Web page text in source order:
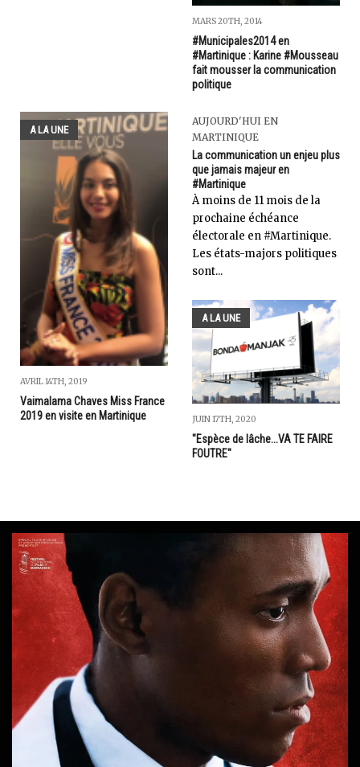
MARS 20TH, 2014
#Municipales2014 en
#Martinique : Karine #Mousseau
fait mousser la communication
politique
A LA UNE
AVRIL 14TH, 2019
Vaimalama Chaves Miss France
2019 en visite en Martinique
AUJOURD'HUI EN
MARTINIQUE
La communication un enjeu plus
que jamais majeur en
#Martinique
À moins de 11 mois de la
prochaine échéance
électorale en #Martinique.
Les états-majors politiques
sont...
A LA UNE
JUIN 17TH, 2020
"Espèce de lâche...VA TE FAIRE
FOUTRE"